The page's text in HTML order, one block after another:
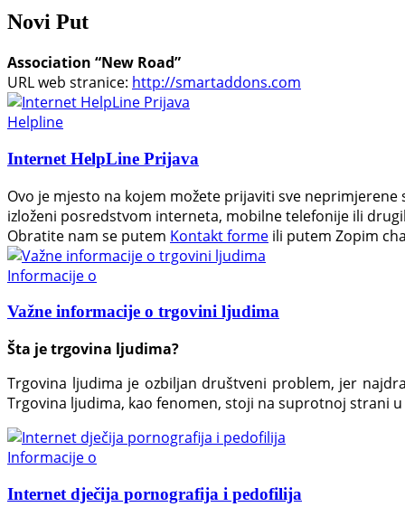
Novi Put
Association “New Road”
URL web stranice: http://smartaddons.com
Helpline
Internet HelpLine Prijava
Ovo je mjesto na kojem možete prijaviti sve
izloženi posredstvom interneta, mobilne telefonije ili
Obratite nam se putem Kontakt forme ili putem Zopim
Informacije o
Važne informacije o trgovini ljudima
Šta je trgovina ljudima?
Trgovina ljudima je ozbiljan društveni problem, jer
Trgovina ljudima, kao fenomen, stoji na suprotnoj strani
Informacije o
Internet dječija pornografija i pedofilija